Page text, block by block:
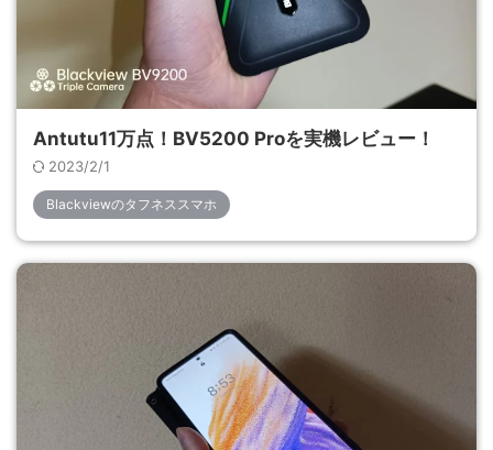
Antutu11万点！BV5200 Proを実機レビュー！
2023/2/1
Blackviewのタフネススマホ